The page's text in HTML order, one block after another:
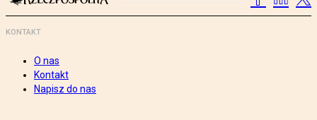
KONTAKT
O nas
Kontakt
Napisz do nas